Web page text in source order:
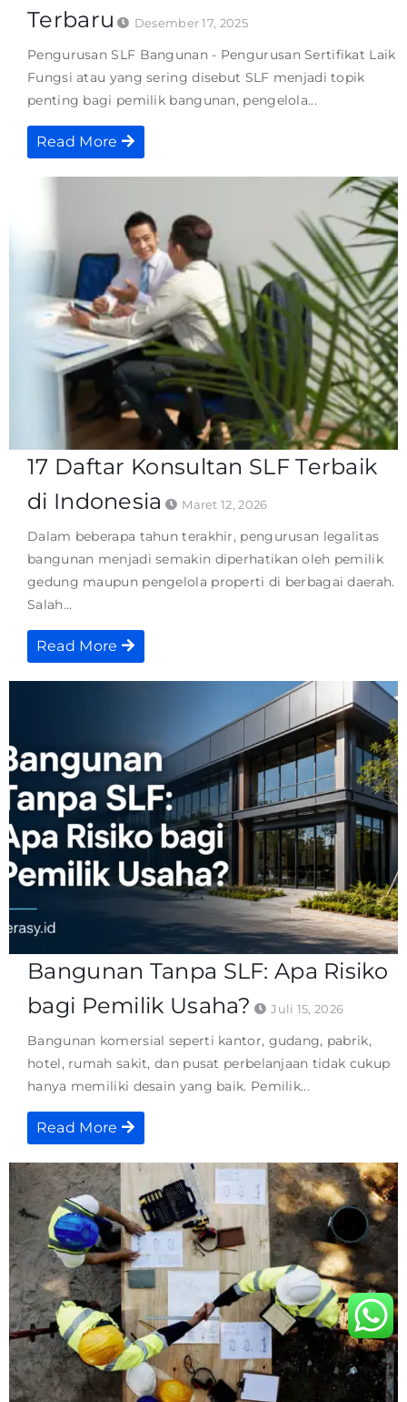
Terbaru
Desember 17, 2025
Pengurusan SLF Bangunan - Pengurusan Sertifikat Laik
Fungsi atau yang sering disebut SLF menjadi topik
penting bagi pemilik bangunan, pengelola...
Read More
17 Daftar Konsultan SLF Terbaik
di Indonesia
Maret 12, 2026
Dalam beberapa tahun terakhir, pengurusan legalitas
bangunan menjadi semakin diperhatikan oleh pemilik
gedung maupun pengelola properti di berbagai daerah.
Salah...
Read More
Bangunan Tanpa SLF: Apa Risiko
bagi Pemilik Usaha?
Juli 15, 2026
Bangunan komersial seperti kantor, gudang, pabrik,
hotel, rumah sakit, dan pusat perbelanjaan tidak cukup
hanya memiliki desain yang baik. Pemilik...
Read More